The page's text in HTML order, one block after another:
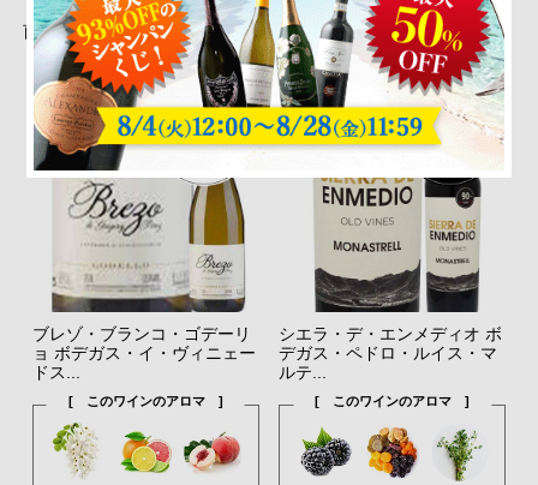
前ページを表示|1| 2 |3 | 次ページを表示
ブレゾ・ブランコ・ゴデーリ
ョ ボデガス・イ・ヴィニェー
ドス...
[ このワインのアロマ ]
シエラ・デ・エンメディオ ボ
デガス・ペドロ・ルイス・マ
ルテ...
[ このワインのアロマ ]